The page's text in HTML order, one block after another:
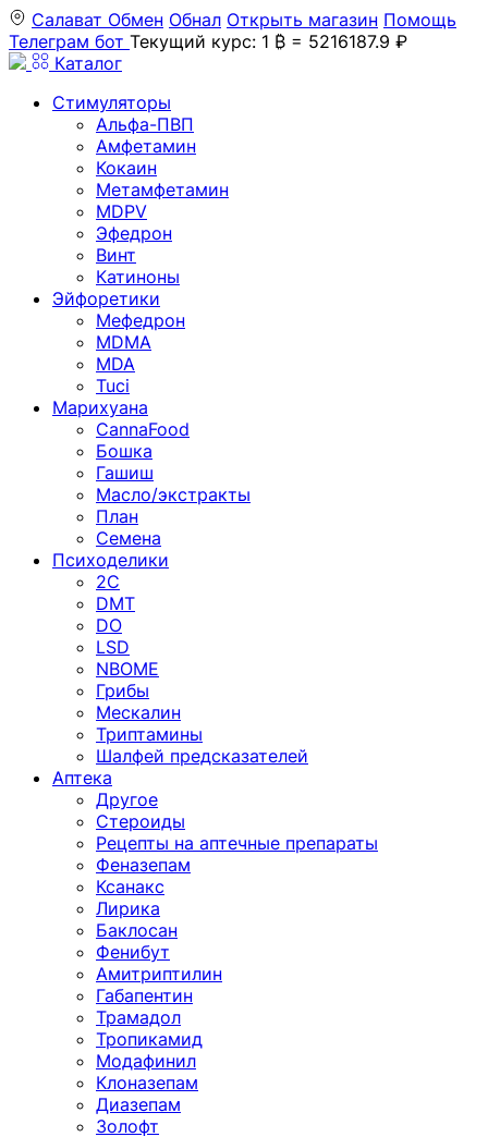
Салават Обмен Обнал Открыть магазин Помощь
Телеграм бот Текущий курс: 1 ₿ = 5216187.9 ₽
Каталог
Стимуляторы
Альфа-ПВП
Амфетамин
Кокаин
Метамфетамин
MDPV
Эфедрон
Винт
Катиноны
Эйфоретики
Мефедрон
MDMA
MDA
Tuci
Марихуана
CannaFood
Бошка
Гашиш
Масло/экстракты
План
Семена
Психоделики
2C
DMT
DO
LSD
NBOME
Грибы
Мескалин
Триптамины
Шалфей предсказателей
Аптека
Другое
Стероиды
Рецепты на аптечные препараты
Феназепам
Ксанакс
Лирика
Баклосан
Фенибут
Амитриптилин
Габапентин
Трамадол
Тропикамид
Модафинил
Клоназепам
Диазепам
Золофт